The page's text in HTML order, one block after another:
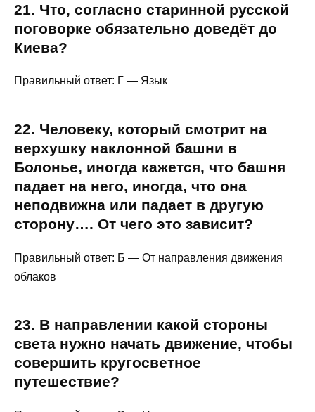
21. Что, согласно старинной русской
поговорке обязательно доведёт до
Киева?
Правильный ответ: Г — Язык
22. Человеку, который смотрит на
верхушку наклонной башни в
Болонье, иногда кажется, что башня
падает на него, иногда, что она
неподвижна или падает в другую
сторону…. От чего это зависит?
Правильный ответ: Б — От направления движения
облаков
23. В направлении какой стороны
света нужно начать движение, чтобы
совершить кругосветное
путешествие?